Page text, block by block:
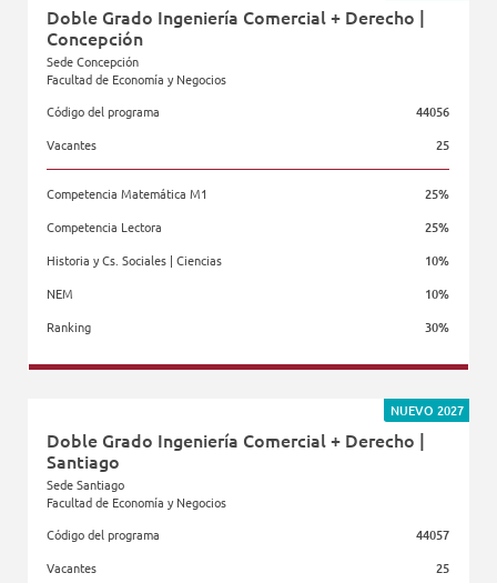
Doble Grado Ingeniería Comercial + Derecho |
Concepción
Sede Concepción
Facultad de Economía y Negocios
Código del programa
44056
Vacantes 25
Competencia Matemática M1 25%
Competencia Lectora 25%
Historia y Cs. Sociales | Ciencias 10%
NEM 10%
Ranking 30%
Facultad de Economía y Negocios
NUEVO 2027
Doble Grado Ingeniería Comercial + Derecho |
Santiago
Sede Santiago
Facultad de Economía y Negocios
Código del programa
44057
Vacantes 25